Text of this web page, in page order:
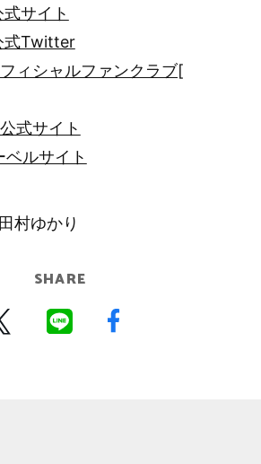
サイト
式Twitter
ィシャルファンクラブ[
式サイト
ルサイト
田村ゆかり
SHARE